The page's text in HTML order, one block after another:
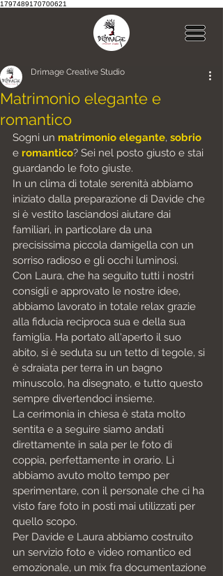
1797489170700621
Matrimonio elegante e
romantico
Drimage Creative Studio
Sogni un matrimonio elegante, sobrio
e romantico? Sei nel posto giusto e stai
guardando le foto giuste.
In un clima di totale serenità abbiamo
iniziato dalla preparazione di Davide che
si è vestito lasciandosi aiutare dai
familiari, in particolare da una
precisissima piccola damigella con un
sorriso radioso e gli occhi luminosi.
Con Laura, che ha seguito tutti i nostri
consigli e approvato le nostre idee,
abbiamo lavorato in totale relax grazie
alla fiducia reciproca sua e della sua
famiglia. Ha portato all'aperto il suo
abito, si è seduta su un tetto di tegole, si
è sdraiata per terra in un bagno
minuscolo, ha disegnato, e tutto questo
sempre divertendoci insieme.
La cerimonia in chiesa è stata molto
sentita e a seguire siamo andati
direttamente in sala per le foto di
coppia, perfettamente in orario. Lì
abbiamo avuto molto tempo per
sperimentare, con il personale che ci ha
visto fare foto in posti mai utilizzati per
quello scopo.
Per Davide e Laura abbiamo costruito
un servizio foto e video romantico ed
emozionale, un mix fra documentazione